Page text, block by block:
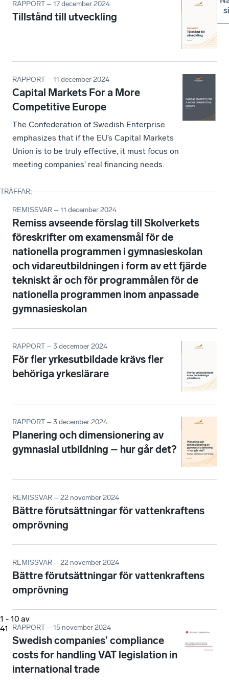
TRÄFFAR:
1 - 10 av
41
RAPPORT – 17 december 2024
Tillstånd till utveckling
RAPPORT – 11 december 2024
Capital Markets For a More
Competitive Europe
The Confederation of Swedish Enterprise
emphasizes that if the EU’s Capital Markets
Union is to be truly effective, it must focus on
meeting companies’ real financing needs.
REMISSVAR – 11 december 2024
Remiss avseende förslag till Skolverkets
föreskrifter om examensmål för de
nationella programmen i gymnasieskolan
och vidareutbildningen i form av ett fjärde
tekniskt år och för programmålen för de
nationella programmen inom anpassade
gymnasieskolan
RAPPORT – 3 december 2024
För fler yrkesutbildade krävs fler
behöriga yrkeslärare
RAPPORT – 3 december 2024
Planering och dimensionering av
gymnasial utbildning – hur går det?
REMISSVAR – 22 november 2024
Bättre förutsättningar för vattenkraftens
omprövning
REMISSVAR – 22 november 2024
Bättre förutsättningar för vattenkraftens
omprövning
RAPPORT – 15 november 2024
Swedish companies’ compliance
costs for handling VAT legislation in
international trade